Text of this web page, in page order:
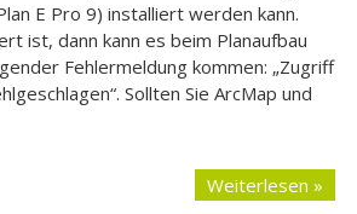
E Pro 9) installiert werden kann.
ist, dann kann es beim Planaufbau
Fehlermeldung kommen: „Zugriff
Sollten Sie ArcMap und
Weiterlesen »